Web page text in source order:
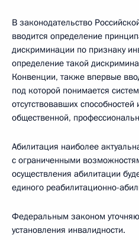
В законодательство
вводится определение
дискриминации по признаку
определение такой
Конвенции, также впервые
под которой понимается
отсутствовавших
общественной,
Абилитация наиболее
с ограниченными
осуществления абилитации
единого реабилитационно-
Федеральным законом
установления инвалидности.